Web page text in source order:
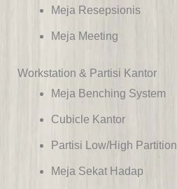
Meja Resepsionis
Meja Meeting
Workstation & Partisi Kantor
Meja Benching System
Cubicle Kantor
Partisi Low/high Partition
Meja Sekat Hadap